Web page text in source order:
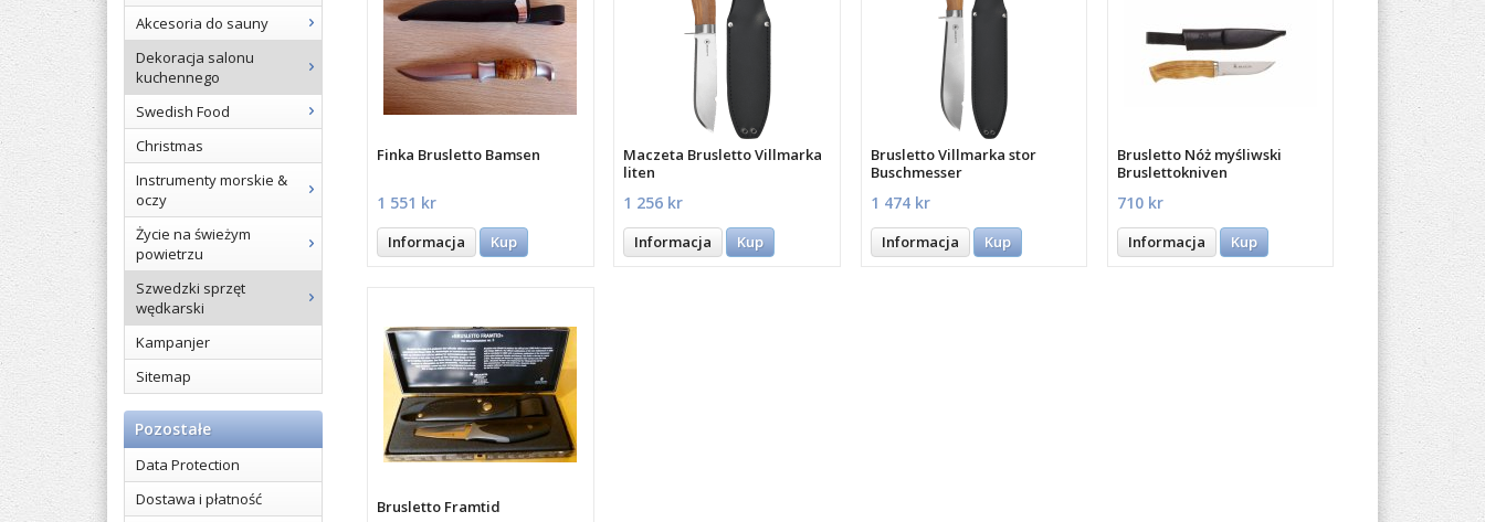
Akcesoria do sauny
Dekoracja salonu
kuchennego
Swedish Food
Christmas
Instrumenty morskie &
oczy
Życie na świeżym
powietrzu
Szwedzki sprzęt
wędkarski
Kampanjer
Sitemap
Pozostałe
Data Protection
Dostawa i płatność
Finka Brusletto Bamsen
1 551 kr
Informacja Kup
Maczeta Brusletto Villmarka
liten
1 256 kr
Informacja Kup
Brusletto Villmarka stor
Buschmesser
1 474 kr
Informacja Kup
Brusletto Nóż myśliwski
Bruslettokniven
710 kr
Informacja Kup
Brusletto Framtid